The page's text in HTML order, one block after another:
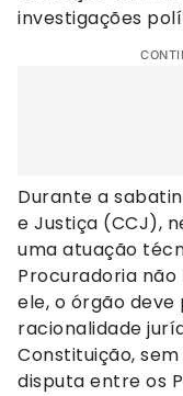
investigações
Durante a
e Justiça (CCJ),
uma atuação
Procuradoria não
ele, o órgão deve
racionalidade
Constituição,
disputa entre os